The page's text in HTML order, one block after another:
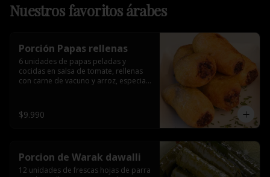
Nuestros favoritos árabes
Porción Papas rellenas
6 unidades de papas peladas y
cocidas en salsa de tomate, rellenas
con carne de vacuno y arroz, especia
$9.990
Porcion de Warak dawalli
12 unidades de frescas hojas de parra